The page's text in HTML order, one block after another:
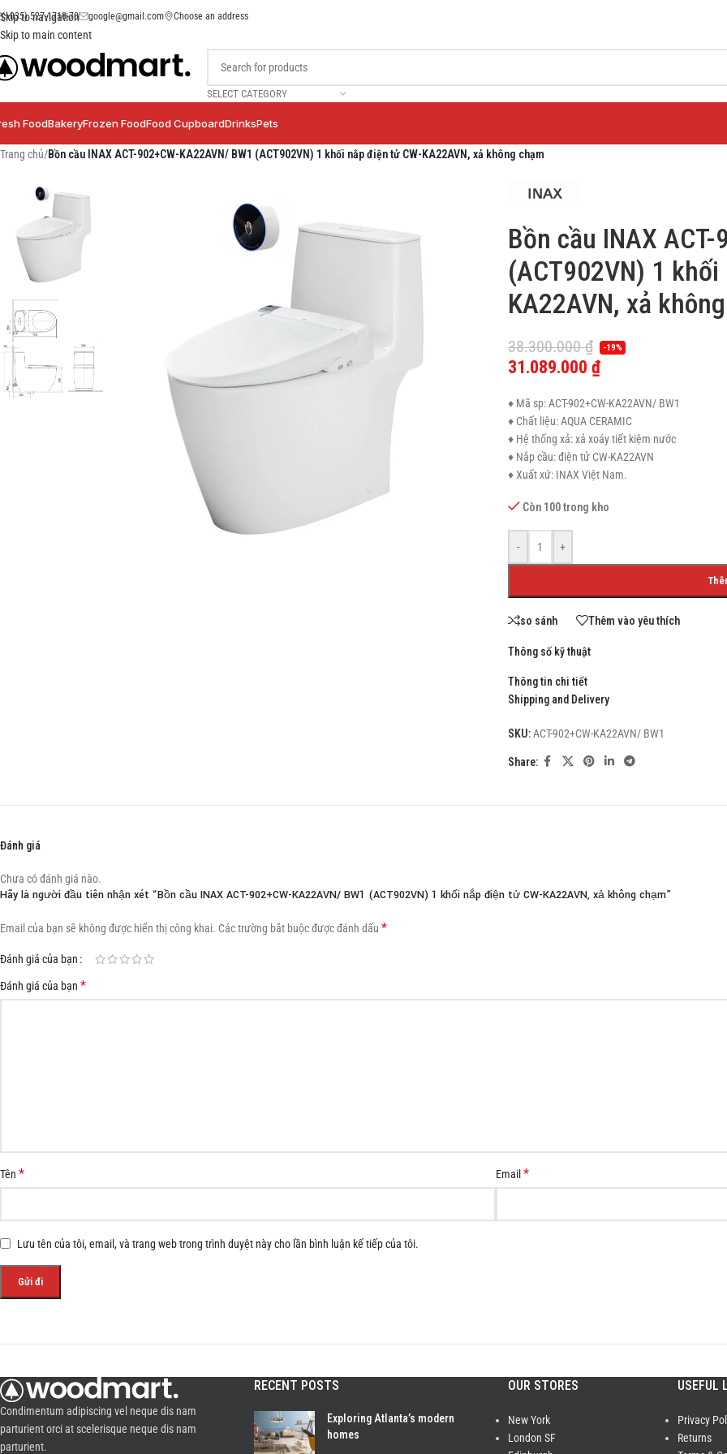
Skip to navigation
Skip to main content
(+035) 527-1710-70 google@gmail.com Choose an address
SELECT CATEGORY
FoodBakeryFrozen FoodFood CupboardDrinksPets
SHOP LAYOUTS
Filters area
AJAX Shop
Hidden sidebar
HOT
Products list view
Header overlap
Trang chủ/Bồn cầu INAX ACT-902+CW-KA22AVN/ BW1 (ACT902VN) 1 khối nắp điện tử CW-KA22AVN, xả không chạm
Bồn cầu INAX ACT-
(ACT902VN) 1
KA22AVN, xả
38.300.000₫ -19%
31.089.000 ₫
♦ Mã sp: ACT-902+CW-KA22AVN/ BW1
♦ Chất liệu: AQUA CERAMIC
♦ Hệ thống xả: xả xoáy tiết kiệm nước
♦ Nắp cầu: điện tử CW-KA22AVN
♦ Xuất xứ: INAX Việt Nam.
Còn 100 trong kho
- +
so sánh Thêm vào yêu thích
Thông số kỹ thuật
Thông tin chi tiết
Shipping and Delivery
SKU:ACT-902+CW-KA22AVN/ BW1
Share:
Đánh giá
Chưa có đánh giá nào.
Hãy là người đầu tiên nhận xét “Bồn cầu INAX ACT-902+CW-KA22AVN/ BW1 (ACT902VN) 1 khối nắp điện tử CW-KA22AVN, xả không chạm”
Email của bạn sẽ không được hiển thị công khai. Các trường bắt buộc được đánh dấu *
Đánh giá của bạn
Đánh giá của bạn *
Tên * Email *
Lưu tên của tôi, email, và trang web trong trình duyệt này cho lần bình luận kế tiếp của tôi.
Condimentum adipiscing vel neque dis nam
parturient orci at scelerisque neque dis nam
parturient.
RECENT POSTS
Exploring Atlanta’s modern
homes
OUR STORES
New York
London SF
USEFUL
Privacy
Returns